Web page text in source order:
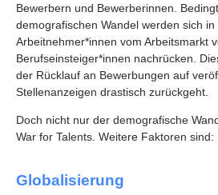
Bewerbern und Bewerberinnen.
demografischen Wandel werden sich
Arbeitnehmer*innen vom Arbeitsmarkt
Berufseinsteiger*innen nachrücken.
der Rücklauf an Bewerbungen auf
Stellenanzeigen drastisch zurückgeht.
Doch nicht nur der demografische
War for Talents. Weitere Faktoren sind:
Globalisierung